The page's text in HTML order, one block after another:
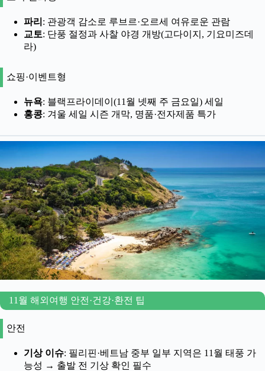
파리 : 관광객 감소로 루브르·오르세 여유로운 관람
교토: 단풍 절정과 사찰 야경 개방(고다이지, 기요미즈데
라)
쇼핑·이벤트형
뉴욕: 블랙프라이데이(11월 넷째 주 금요일) 세일
홍콩: 겨울 세일 시즌 개막, 명품·전자제품 특가
11월 해외여행 안전·건강·환전 팁
안전
기상 이슈: 필리핀·베트남 중부 일부 지역은 11월 태풍 가
능성 → 출발 전 기상 확인 필수